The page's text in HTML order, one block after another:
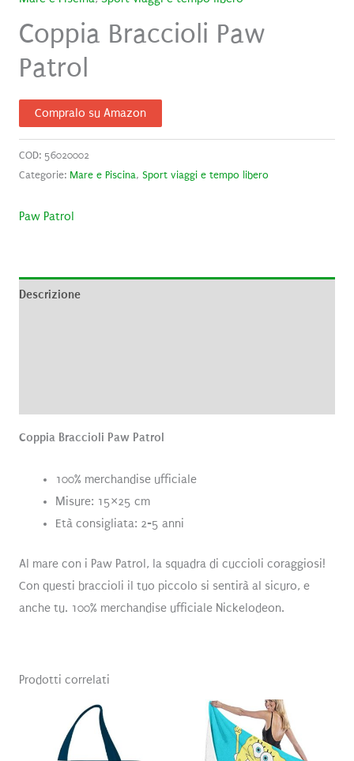
Coppia Braccioli Paw
Patrol
Compralo su Amazon
COD: 56020002
Categorie: Mare e Piscina, Sport viaggi e tempo libero
Paw Patrol
Descrizione
Coppia Braccioli Paw Patrol
100% merchandise ufficiale
Misure: 15×25 cm
Età consigliata: 2-5 anni
Al mare con i Paw Patrol, la squadra di cuccioli coraggiosi!
Con questi braccioli il tuo piccolo si sentirà al sicuro, e
anche tu. 100% merchandise ufficiale Nickelodeon.
Prodotti correlati